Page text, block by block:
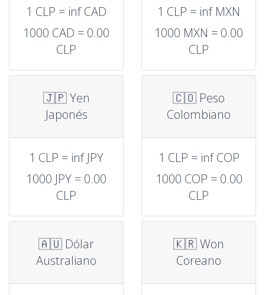
1 CLP = inf CAD
1000 CAD = 0.00
CLP
1 CLP = inf MXN
1000 MXN = 0.00
CLP
🇯🇵 Yen
Japonés
1 CLP = inf JPY
1000 JPY = 0.00
CLP
🇨🇴 Peso
Colombiano
1 CLP = inf COP
1000 COP = 0.00
CLP
🇦🇺 Dólar
Australiano
🇰🇷 Won
Coreano